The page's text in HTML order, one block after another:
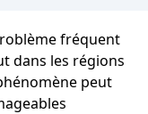
fréquent
dans les régions
peut